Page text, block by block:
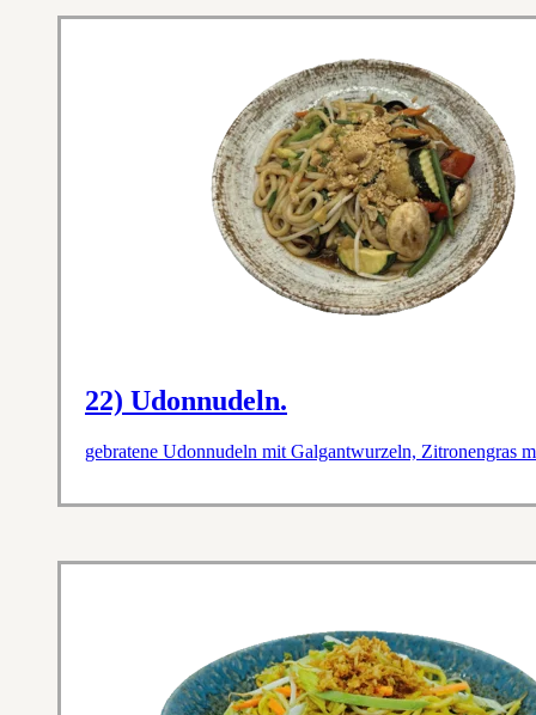
22) Udonnudeln.
gebratene Udonnudeln mit Galgantwurzeln, Zitronengras